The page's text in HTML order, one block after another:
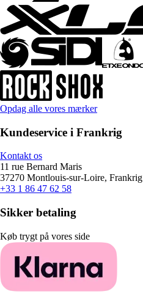
Opdag alle vores mærker
Kundeservice i Frankrig
Kontakt os
11 rue Bernard Maris
37270 Montlouis-sur-Loire, Frankrig
+33 1 86 47 62 58
Sikker betaling
Køb trygt på vores side